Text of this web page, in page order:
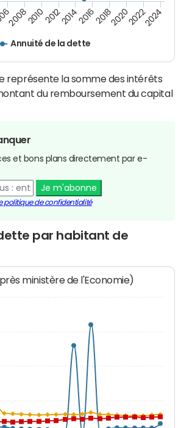
Annuité de la dette
200820102012201420162018202020222024
représente la somme des intérêts
du remboursement du capital
et bons plans directement par e-
Je m'abonne
politique de confidentialité
par habitant de
ministère de l'Economie)